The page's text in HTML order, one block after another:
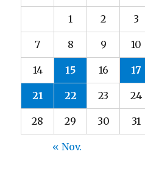
1 2 3
7 8 9 10
14 15 16 17
21 22 23 24
28 29 30 31
« Nov.